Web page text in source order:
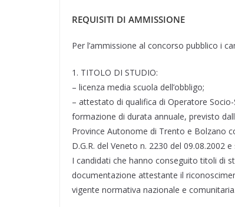
o
I
a
p
r
e
t
i
REQUISITI DI AMMISSIONE
Per l’ammissione al concorso pubblico i
1. TITOLO DI STUDIO:
– licenza media scuola dell’obbligo;
– attestato di qualifica di Operatore
formazione di durata annuale, previsto
Province Autonome di Trento e Bolzano
D.G.R. del Veneto n. 2230 del 09.08.2002
I candidati che hanno conseguito titoli di
documentazione attestante il
vigente normativa nazionale e comunitaria.